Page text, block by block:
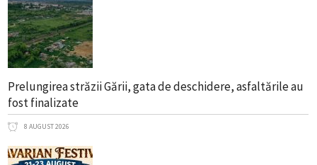
Prelungirea străzii Gării, gata de deschidere, asfaltările au
fost finalizate
8 AUGUST 2026